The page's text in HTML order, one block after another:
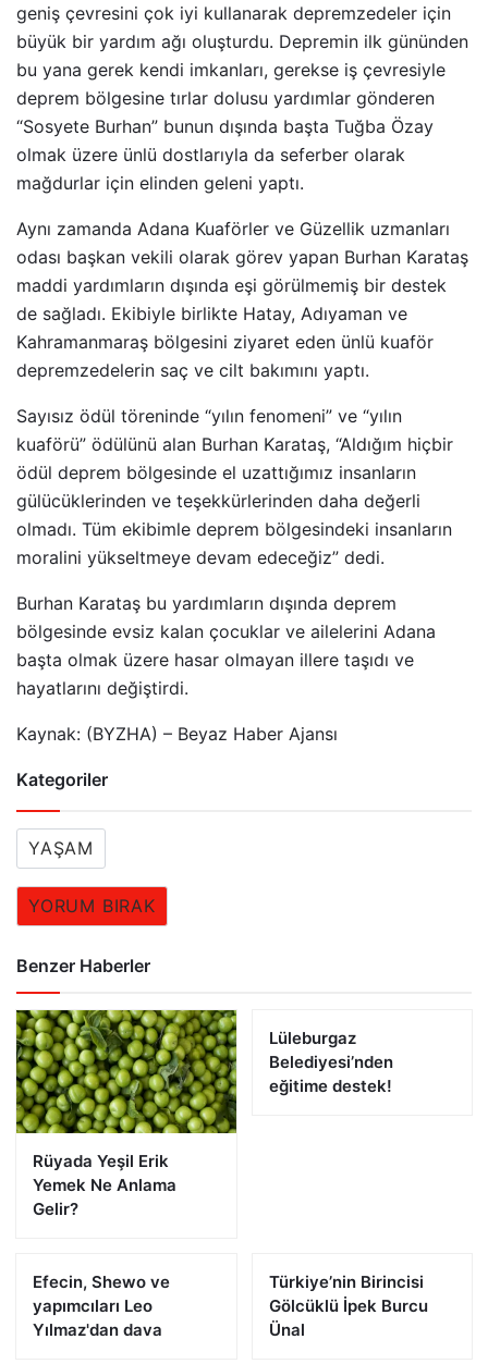
geniş çevresini çok iyi kullanarak depremzedeler için
büyük bir yardım ağı oluşturdu. Depremin ilk gününden
bu yana gerek kendi imkanları, gerekse iş çevresiyle
deprem bölgesine tırlar dolusu yardımlar gönderen
“Sosyete Burhan” bunun dışında başta Tuğba Özay
olmak üzere ünlü dostlarıyla da seferber olarak
mağdurlar için elinden geleni yaptı.
Aynı zamanda Adana Kuaförler ve Güzellik uzmanları
odası başkan vekili olarak görev yapan Burhan Karataş
maddi yardımların dışında eşi görülmemiş bir destek
de sağladı. Ekibiyle birlikte Hatay, Adıyaman ve
Kahramanmaraş bölgesini ziyaret eden ünlü kuaför
depremzedelerin saç ve cilt bakımını yaptı.
Sayısız ödül töreninde “yılın fenomeni” ve “yılın
kuaförü” ödülünü alan Burhan Karataş, “Aldığım hiçbir
ödül deprem bölgesinde el uzattığımız insanların
gülücüklerinden ve teşekkürlerinden daha değerli
olmadı. Tüm ekibimle deprem bölgesindeki insanların
moralini yükseltmeye devam edeceğiz” dedi.
Burhan Karataş bu yardımların dışında deprem
bölgesinde evsiz kalan çocuklar ve ailelerini Adana
başta olmak üzere hasar olmayan illere taşıdı ve
hayatlarını değiştirdi.
Kaynak: (BYZHA) – Beyaz Haber Ajansı
Kategoriler
YAŞAM
YORUM BIRAK
Benzer Haberler
Rüyada Yeşil Erik
Yemek Ne Anlama
Gelir?
Lüleburgaz
Belediyesi’nden
eğitime destek!
Efecin, Shewo ve
yapımcıları Leo
Yılmaz'dan dava
Türkiye’nin Birincisi
Gölcüklü İpek Burcu
Ünal